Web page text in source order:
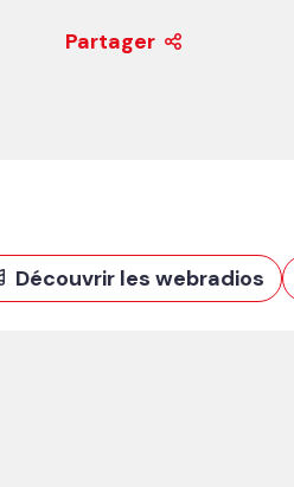
Partager
Découvrir les webradios